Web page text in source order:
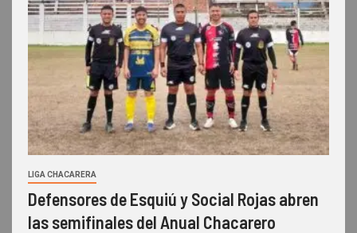
LIGA CHACARERA
Defensores de Esquiú y Social Rojas abren
las semifinales del Anual Chacarero